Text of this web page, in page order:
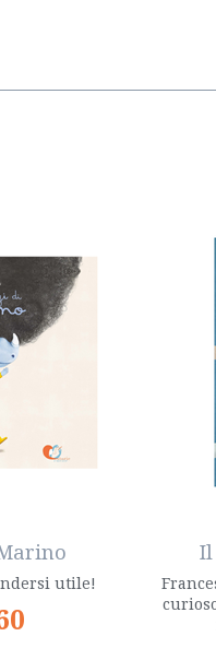
utile!
Il